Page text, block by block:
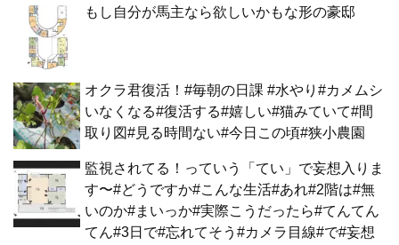
もし自分が馬主なら欲しいかもな形の豪邸
オクラ君復活！#毎朝の日課 #水やり#カメムシ
いなくなる#復活する#嬉しい#猫みていて#間
取り図#見る時間ない#今日この頃#狭小農園
監視されてる！っていう「てい」で妄想入りま
す〜#どうですか#こんな生活#あれ#2階は#無
いのか#まいっか#実際こうだったら#てんてん
てん#3日で#忘れてそう#カメラ目線#で#妄想